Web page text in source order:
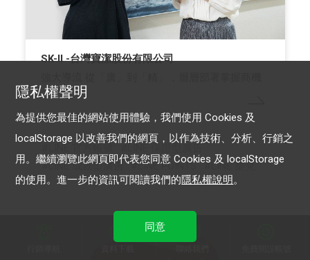
SK-II -台灣寶潔股份有限公司
LINE 官方帳號
LINE 成效型廣告
LINE POINTS LINE 樂兌
隱私權聲明
為提供您最佳的網站使用體驗，我們使用 Cookies 及
localStorage 以改善我們的網頁，以作為技術、分析、行銷之
用。繼續瀏覽此網頁即代表您同意 Cookies 及 localStorage
的使用。進一步的資訊可閱讀我們的隱私權說明。
同意